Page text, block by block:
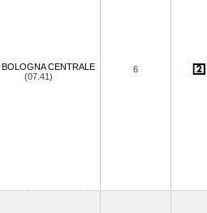
BOLOGNA CENTRALE
(07.41)
6